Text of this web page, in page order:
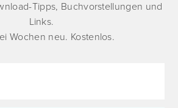
Tipps, Buchvorstellungen und
Links.
Wochen neu. Kostenlos.